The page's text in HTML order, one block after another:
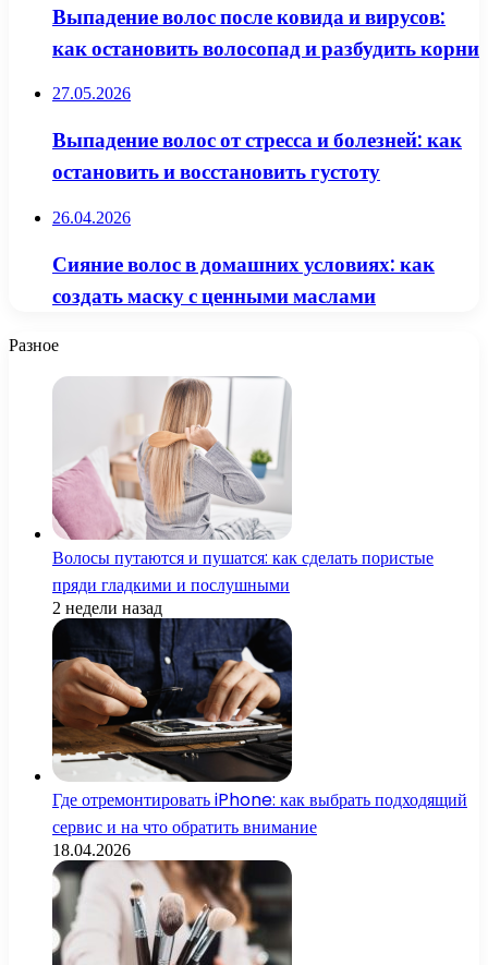
Выпадение волос после ковида и вирусов:
как остановить волосопад и разбудить корни
27.05.2026
Выпадение волос от стресса и болезней: как
остановить и восстановить густоту
26.04.2026
Сияние волос в домашних условиях: как
создать маску с ценными маслами
Разное
Волосы путаются и пушатся: как сделать пористые
пряди гладкими и послушными
2 недели назад
Где отремонтировать iPhone: как выбрать подходящий
сервис и на что обратить внимание
18.04.2026